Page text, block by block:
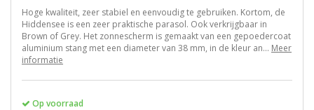
Hoge kwaliteit, zeer stabiel en eenvoudig te gebruiken. Kortom, de
Hiddensee is een zeer praktische parasol. Ook verkrijgbaar in
Brown of Grey. Het zonnescherm is gemaakt van een gepoedercoat
aluminium stang met een diameter van 38 mm, in de kleur an... Meer
informatie
Op voorraad